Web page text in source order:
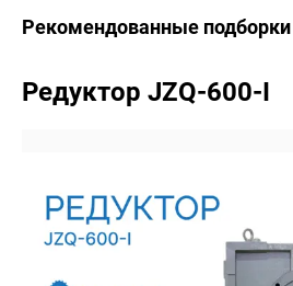
Рекомендованные подборки
Редуктор JZQ-600-I